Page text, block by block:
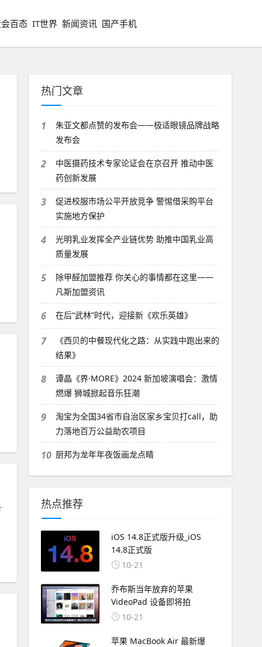
百态 IT世界 新闻资讯 国产手机
热门文章
1
朱亚文都点赞的发布会——极适眼镜品牌战略
发布会
2
中医摄药技术专家论证会在京召开 推动中医
药创新发展
3
促进校服市场公平开放竞争 警惕借采购平台
实施地方保护
4
光明乳业发挥全产业链优势 助推中国乳业高
质量发展
5
除甲醛加盟推荐 你关心的事情都在这里——
凡斯加盟资讯
6 在后“武林”时代，迎接新《欢乐英雄》
7
《西贝的中餐现代化之路：从实践中跑出来的
结果》
8
谭晶《界·MORE》2024 新加坡演唱会：激情
燃爆 狮城掀起音乐狂潮
9
淘宝为全国34省市自治区家乡宝贝打call，助
力落地百万公益助农项目
10 厨邦为龙年年夜饭画龙点睛
热点推荐
iOS 14.8正式版升级_iOS
14.8正式版
10-21
乔布斯当年放弃的苹果
VideoPad 设备即将拍
10-21
苹果 MacBook Air 最新爆